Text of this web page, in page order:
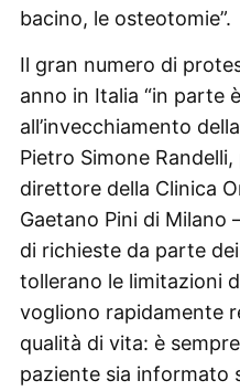
bacino, le osteotomie”.
Il gran numero di
anno in Italia “in parte
all’invecchiamento
Pietro Simone
direttore della Clinica
Gaetano Pini di Milano
di richieste da parte
tollerano le limitazioni
vogliono rapidamente
qualità di vita: è
paziente sia informato